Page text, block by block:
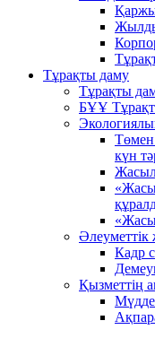
Тұрақты даму
Тұрақты
БҰҰ
Төмен
күн
Әлеуметтік
Кадр
Қызметтің